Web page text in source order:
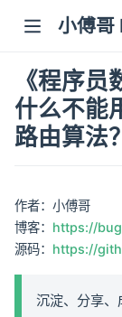
小傅哥
《程序
什么不能
路由算法？
作者：小傅哥
博客： https://
源码： https://
沉淀、分享